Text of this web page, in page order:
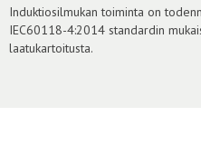
Kirjaudu sisään
Induktiosilmukan toiminta on
IEC60118-4:2014 standardin
laatukartoitusta.